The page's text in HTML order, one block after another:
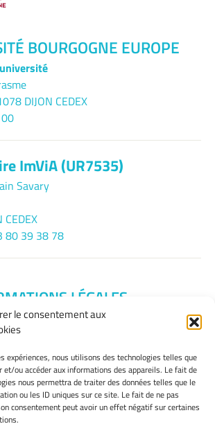
le consentement aux
expériences, nous utilisons des technologies telles que
et/ou accéder aux informations des appareils. Le fait de
nous permettra de traiter des données telles que le
ou les ID uniques sur ce site. Le fait de ne pas
consentement peut avoir un effet négatif sur certaines
BOURGOGNE EUROPE
DIJON CEDEX
ImViA (UR7535)
Savary
CEDEX
80 39 38 78
LÉGALES
légales
cookies
de cookies
de confidentialité